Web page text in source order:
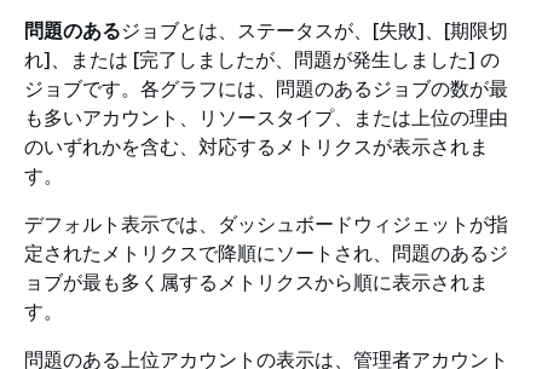
問題のあるジョブとは、ステータスが、[失敗]、[期限切
れ]、または [完了しましたが、問題が発生しました] の
ジョブです。各グラフには、問題のあるジョブの数が最
も多いアカウント、リソースタイプ、または上位の理由
のいずれかを含む、対応するメトリクスが表示されま
す。
デフォルト表示では、ダッシュボードウィジェットが指
定されたメトリクスで降順にソートされ、問題のあるジ
ョブが最も多く属するメトリクスから順に表示されま
す。
問題のある上位アカウントの表示は、管理者アカウント